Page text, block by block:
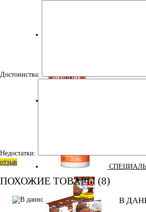
Достоинства:
Недостатки:
отзыв
ПОХОЖИЕ ТОВАРЫ (8)
В